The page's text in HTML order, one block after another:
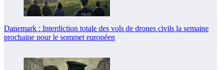
Danemark : Interdiction totale des vols de drones civils la semaine
prochaine pour le sommet européen